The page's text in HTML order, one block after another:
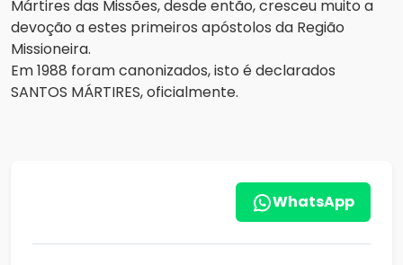
Mártires das Missões, desde então, cresceu muito a
devoção a estes primeiros apóstolos da Região
Missioneira.
Em 1988 foram canonizados, isto é declarados
SANTOS MÁRTIRES, oficialmente.
WhatsApp